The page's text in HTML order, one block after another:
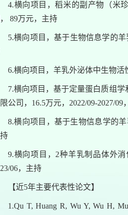
4.横向项目，稻米的副产物（米
89万元，主持
5.横向项目，基于生物信息学的
6.横向项目，羊乳外泌体中生物活
7.横向项目，基于定量蛋白质组
公司，16.5万元，2022/09-2027/09
8.横向项目，基于生物信息学的羊
9.横向项目，2种羊乳制品体外
06，主持
【近5年主要代表性论文】
1.Qu T, Huang R, Wu Y, Wu H,